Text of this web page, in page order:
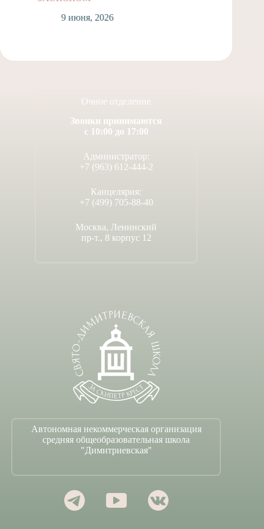
9 июня, 2026
Очное отделение
Звонки принимаются
с 10:00 до 17:00
Администратор:
+7 (963) 612-444-2
Канцелярия:
+7 (499) 705-88-40
Москва, Ленинский
пр-т., 8 корпус 12
Автономная некоммерческая организация
средняя общеобразовательная школа
"Димитриевская"